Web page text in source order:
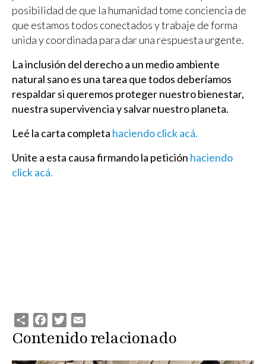
posibilidad de que la humanidad tome conciencia de
que estamos todos conectados y trabaje de forma
unida y coordinada para dar una respuesta urgente.
La inclusión del derecho a un medio ambiente
natural sano es una tarea que todos deberíamos
respaldar si queremos proteger nuestro bienestar,
nuestra supervivencia y salvar nuestro planeta.
Leé la carta completa haciendo click acá.
Unite a esta causa firmando la petición haciendo
click acá.
Share Facebook
Twitter
Contenido relacionado